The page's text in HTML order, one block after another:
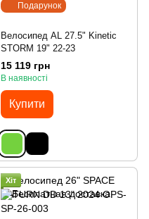
Подарунок
Велосипед AL 27.5" Kinetic
STORM 19" 22-23
15 119 грн
В наявності
Купити
Хіт